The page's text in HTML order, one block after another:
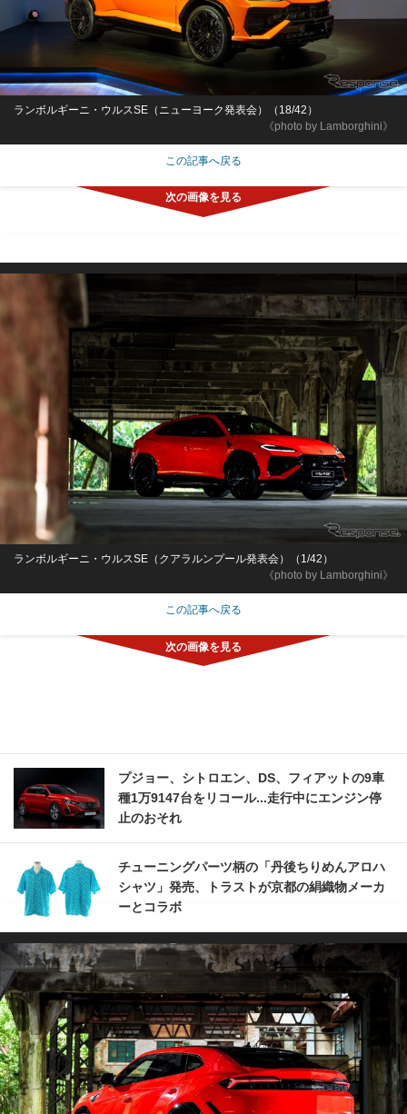
《photo by Lamborghini》
ランボルギーニ・ウルスSE（ニューヨーク発表会）（18/42）
この記事へ戻る
《photo by Lamborghini》
ランボルギーニ・ウルスSE（クアラルンプール発表会）（1/42）
この記事へ戻る
プジョー、シトロエン、DS、フィアットの9車
種1万9147台をリコール...走行中にエンジン停
止のおそれ
チューニングパーツ柄の「丹後ちりめんアロハ
シャツ」発売、トラストが京都の絹織物メーカ
ーとコラボ